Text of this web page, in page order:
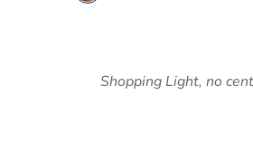
Shopping Light, no